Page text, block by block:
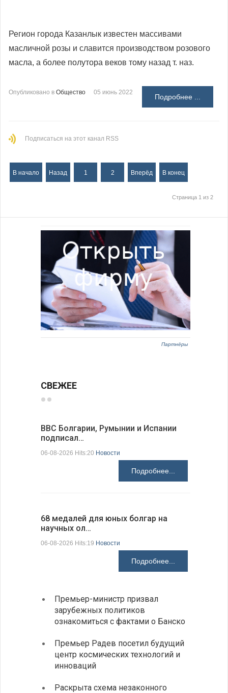
Регион города Казанлык известен массивами
масличной розы и славится производством розового
масла, а более полутора веков тому назад т. наз.
Опубликовано в Общество 05 июнь 2022
Подробнее ...
Подписаться на этот канал RSS
В начало Назад 1 2 Вперёд В конец
Страница 1 из 2
Партнёры
СВЕЖЕЕ
ВВС Болгарии, Румынии и Испании
подписал…
06-08-2026 Hits:20 Новости
Подробнее...
68 медалей для юных болгар на
научных ол…
06-08-2026 Hits:19 Новости
Подробнее...
Премьер-министр призвал
зарубежных политиков
ознакомиться с фактами о Банско
Премьер Радев посетил будущий
центр космических технологий и
инноваций
Раскрыта схема незаконного